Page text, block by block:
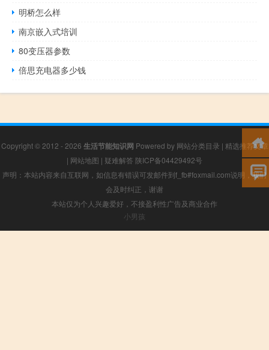
明桥怎么样
南京嵌入式培训
80变压器参数
倍思充电器多少钱
Copyright © 2012 - 2026 生活节能知识网 Powered by 网站分类目录 | 精选推荐文章
| 网站地图 | 疑难解答 陕ICP备04429492号
声明：本站内容来自互联网，如信息有错误可发邮件到f_fb#foxmail.com说明，我们
会及时纠正，谢谢
本站仅为个人兴趣爱好，不接盈利性广告及商业合作
小男孩